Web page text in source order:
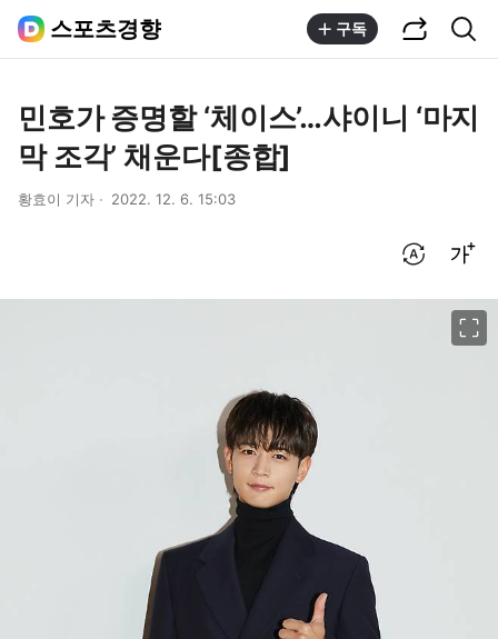
스포츠경향 구독
민호가 증명할 ‘체이스’…샤이니 ‘마지
막 조각’ 채운다[종합]
황효이 기자 2022. 12. 6. 15:03